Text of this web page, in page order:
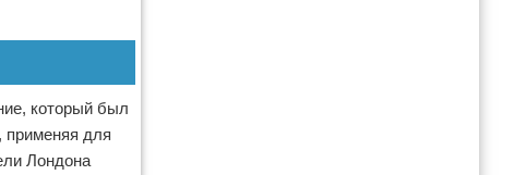
который был
применяя для
Лондона